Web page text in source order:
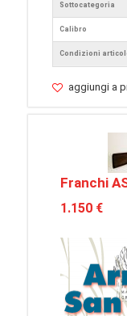
Sottocategoria
Calibro
Condizioni
aggiungi a
Franchi
1.150 €